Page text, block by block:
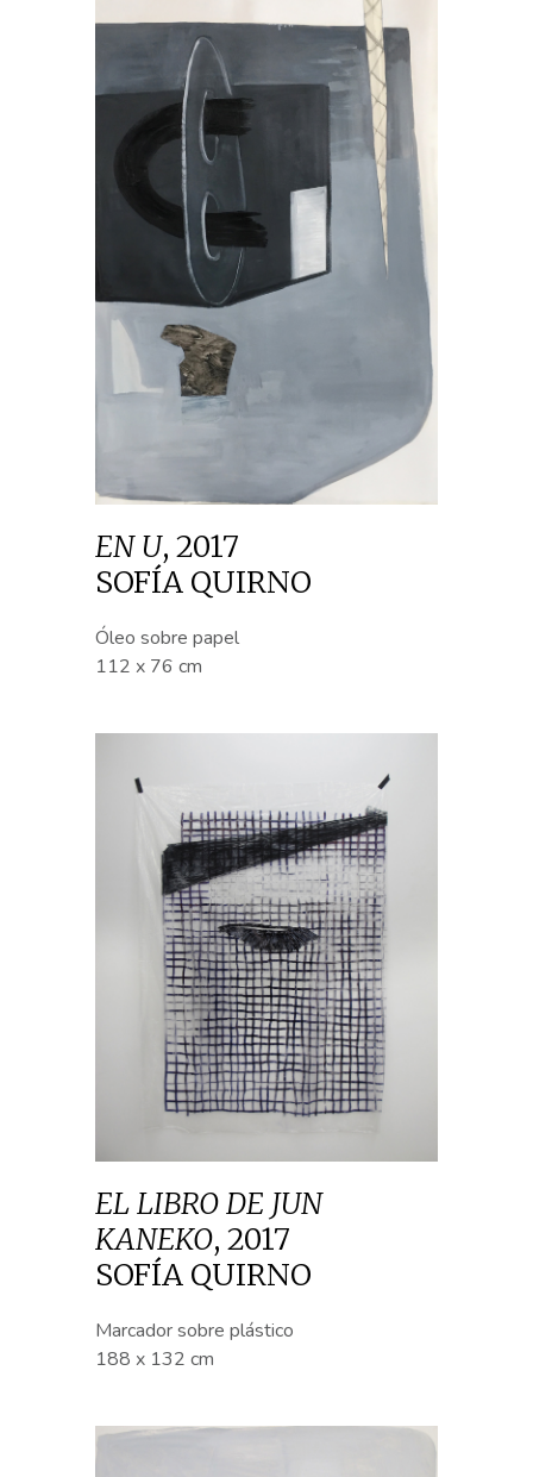
EN U, 2017
SOFÍA QUIRNO
Óleo sobre papel
112 x 76 cm
EL LIBRO DE JUN
KANEKO, 2017
SOFÍA QUIRNO
Marcador sobre plástico
188 x 132 cm